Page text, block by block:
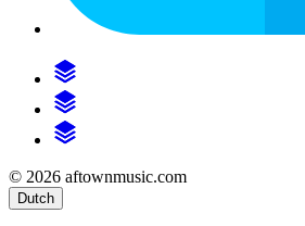
© 2026 aftownmusic.com
Dutch